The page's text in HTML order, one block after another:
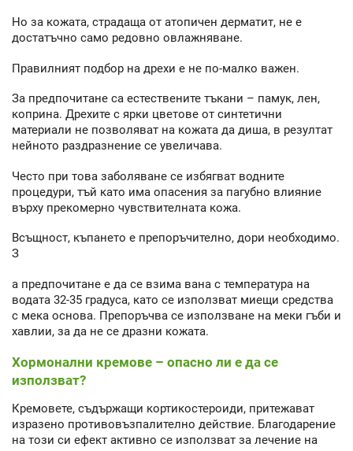
Но за кожата, страдаща от атопичен дерматит, не е
достатъчно само редовно овлажняване.
Правилният подбор на дрехи е не по-малко важен.
За предпочитане са естествените тъкани – памук, лен,
коприна. Дрехите с ярки цветове от синтетични
материали не позволяват на кожата да диша, в резултат
нейното раздразнение се увеличава.
Често при това заболяване се избягват водните
процедури, тъй като има опасения за пагубно влияние
върху прекомерно чувствителната кожа.
Всъщност, къпането е препоръчително, дори необходимо.
З
а предпочитане е да се взима вана с температура на
водата 32-35 градуса, като се използват миещи средства
с мека основа. Препоръчва се използване на меки гъби и
хавлии, за да не се дразни кожата.
Хормонални кремове – опасно ли е да се
използват?
Кремовете, съдържащи кортикостероиди, притежават
изразено противовъзпалително действие. Благодарение
на този си ефект активно се използват за лечение на